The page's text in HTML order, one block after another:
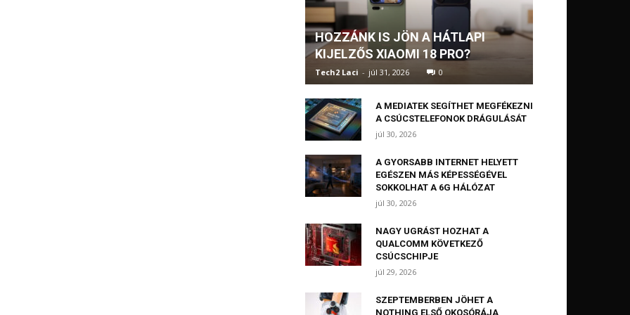
HOZZÁNK IS JÖN A HÁTLAPI
KIJELZŐS XIAOMI 18 PRO?
Tech2 Laci - júl 31, 2026 0
A MEDIATEK SEGÍTHET MEGFÉKEZNI
A CSÚCSTELEFONOK DRÁGULÁSÁT
júl 30, 2026
A GYORSABB INTERNET HELYETT
EGÉSZEN MÁS KÉPESSÉGÉVEL
SOKKOLHAT A 6G HÁLÓZAT
júl 30, 2026
NAGY UGRÁST HOZHAT A
QUALCOMM KÖVETKEZŐ
CSÚCSCHIPJE
júl 29, 2026
SZEPTEMBERBEN JÖHET A
NOTHING ELSŐ OKOSÓRÁJA